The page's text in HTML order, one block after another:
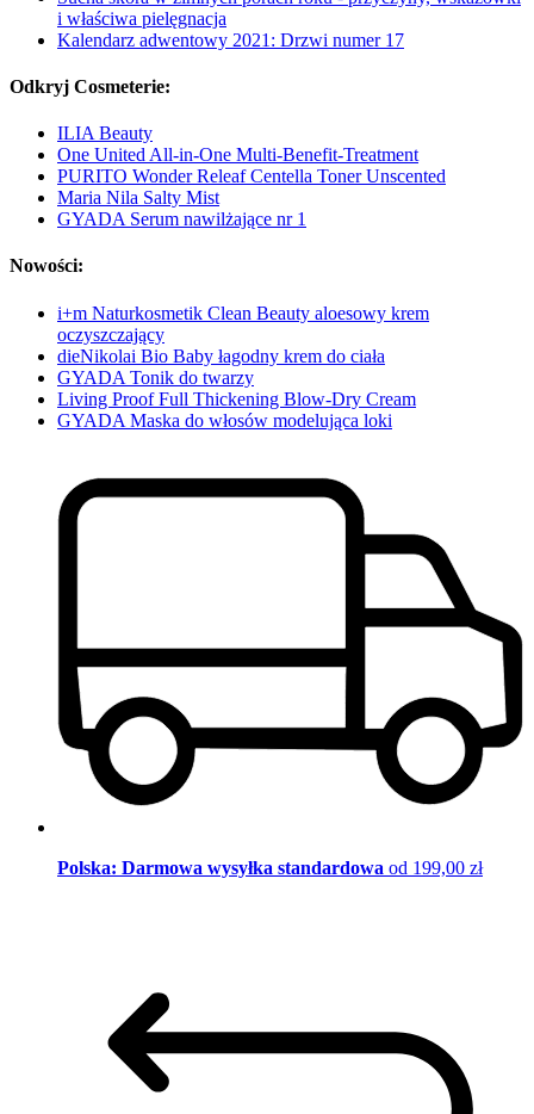
i właściwa pielęgnacja
Kalendarz adwentowy 2021: Drzwi numer 17
Odkryj Cosmeterie:
ILIA Beauty
One United All-in-One Multi-Benefit-Treatment
PURITO Wonder Releaf Centella Toner Unscented
Maria Nila Salty Mist
GYADA Serum nawilżające nr 1
Nowości:
i+m Naturkosmetik Clean Beauty aloesowy krem
oczyszczający
dieNikolai Bio Baby łagodny krem do ciała
GYADA Tonik do twarzy
Living Proof Full Thickening Blow-Dry Cream
GYADA Maska do włosów modelująca loki
Polska: Darmowa wysyłka standardowa od 199,00 zł